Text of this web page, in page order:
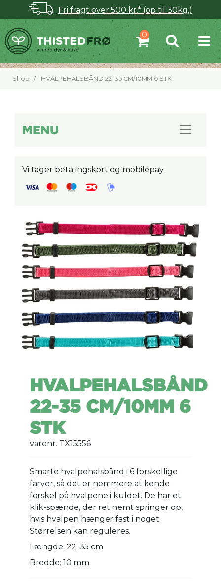
Fri fragt over 500 kr.* (op til 30kg.)
Shop HVALPEHALSBÅND 22-35 CM/10MM 6 STK
MENU
Vi tager betalingskort og mobilepay
HVALPEHALSBÅND
22-35 CM/10MM 6
STK
varenr. TX15556
Smarte hvalpehalsbånd i 6 forskellige
farver, så det er nemmere at kende
forskel på hvalpene i kuldet. De har et
klik-spænde, der ret nemt springer op,
hvis hvalpen hænger fast i noget.
Størrelsen kan reguleres.
Længde: 22-35 cm
Bredde: 10 mm